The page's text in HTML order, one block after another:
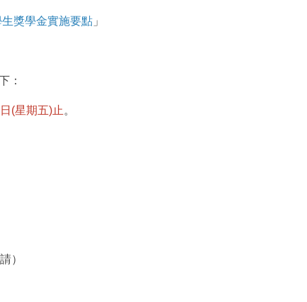
獎學金實施要點 」
：
(星期五)止 。
）